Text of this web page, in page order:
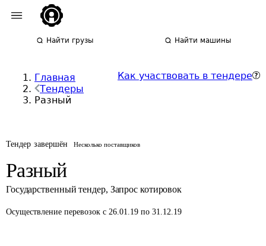
Найти грузы Найти машины
Главная
Тендеры
Разный
Как участвовать в тендере
Тендер завершён Несколько поставщиков
Разный
Государственный тендер, Запрос котировок
Осуществление перевозок с 26.01.19 по 31.12.19